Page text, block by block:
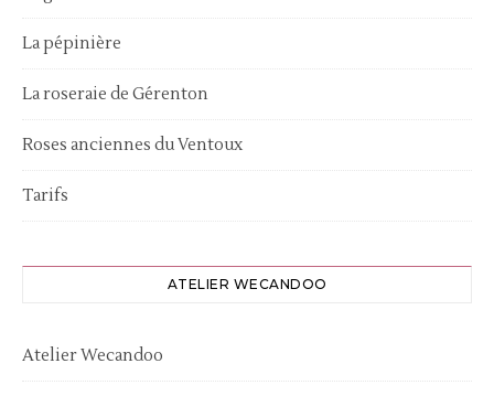
La pépinière
La roseraie de Gérenton
Roses anciennes du Ventoux
Tarifs
ATELIER WECANDOO
Atelier Wecandoo